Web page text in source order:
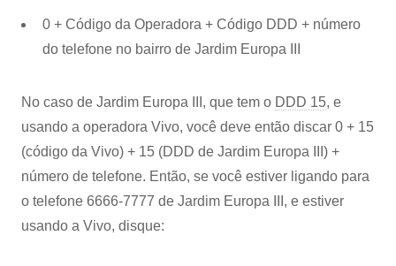
0 + Código da Operadora + Código DDD + número
do telefone no bairro de Jardim Europa III
No caso de Jardim Europa III, que tem o DDD 15, e
usando a operadora Vivo, você deve então discar 0 + 15
(código da Vivo) + 15 (DDD de Jardim Europa III) +
número de telefone. Então, se você estiver ligando para
o telefone 6666-7777 de Jardim Europa III, e estiver
usando a Vivo, disque: